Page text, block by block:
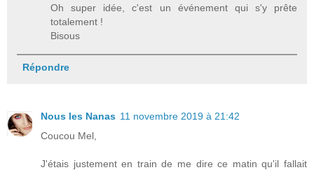
Oh super idée, c'est un événement qui s'y prête
totalement !
Bisous
Répondre
Nous les Nanas 11 novembre 2019 à 21:42
Coucou Mel,
J'étais justement en train de me dire ce matin qu'il fallait